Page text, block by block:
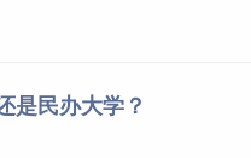
是民办大学？